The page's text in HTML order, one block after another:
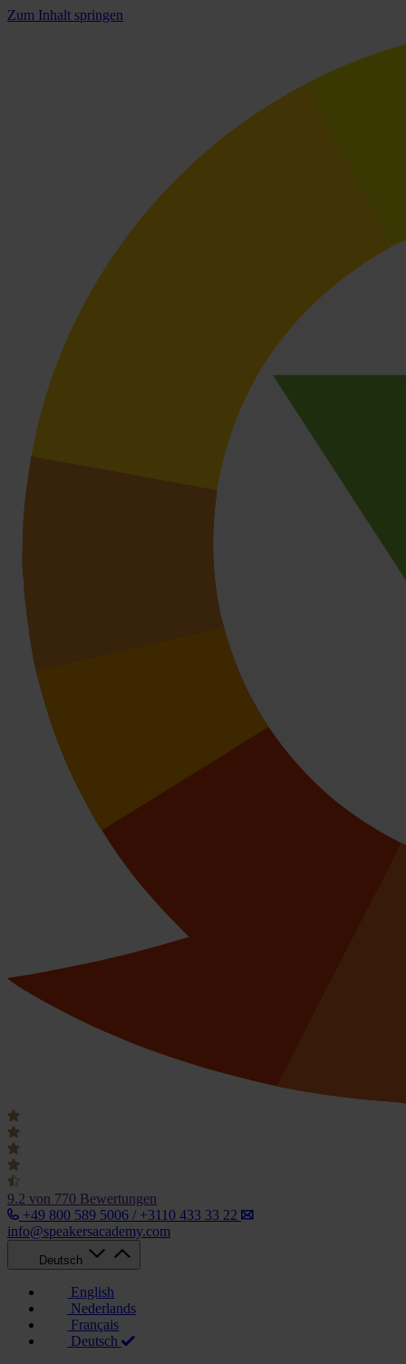
Zum Inhalt springen
9.2 von 770 Bewertungen
+49 800 589 5006 / +3110 433 33 22
info@speakersacademy.com
Deutsch
English
Nederlands
Français
Deutsch